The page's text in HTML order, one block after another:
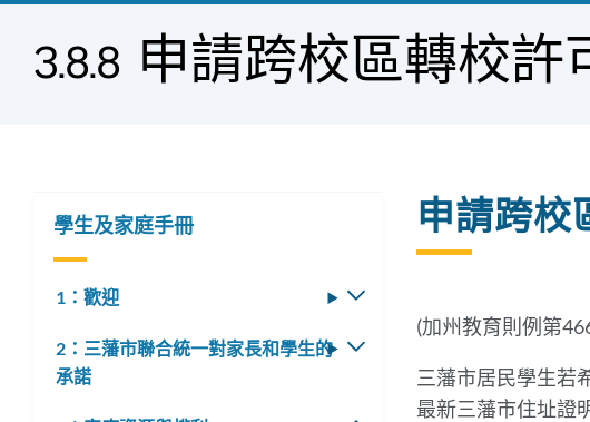
屑
3.8.8 申請跨校區轉校許
申請跨校
(加州教育則例第
三藩市居民學生若
最新三藩市住址證
學生及家庭手冊
1：歡迎
切
2：三藩市聯合統一對家長和學生的
承諾
切